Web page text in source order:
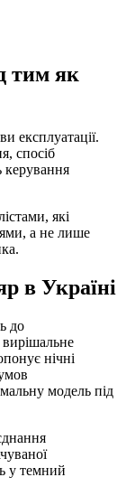
тим як
експлуатації.
спосіб
керування
які
а не лише
в Україні
до
вирішальне
нічні
модель під
у темний